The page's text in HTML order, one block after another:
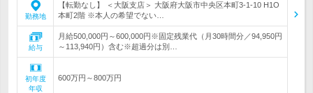
勤務地
【転勤なし】 ＜大阪支店＞ 大阪府大阪市中央区本町3-1-10 H1O
本町2階 ※本人の希望でない…
給与
月給500,000円～600,000円※固定残業代（月30時間分／94,950円
～113,940円）含む※超過分は別…
初年度
年収
600万円～800万円